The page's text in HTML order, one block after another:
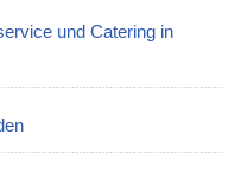
und Catering in